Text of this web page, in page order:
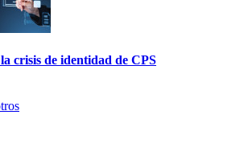
crisis de identidad de CPS